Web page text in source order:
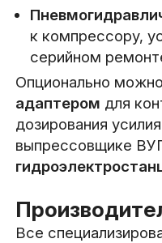
к компрессору,
серийном
Опционально
адаптером для
дозирования
выпрессовщике
Все